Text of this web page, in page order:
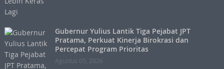
Gubernur Yulius Lantik Tiga Pejabat JPT
Pratama, Perkuat Kinerja Birokrasi dan
Percepat Program Prioritas
Agustus 05, 2026